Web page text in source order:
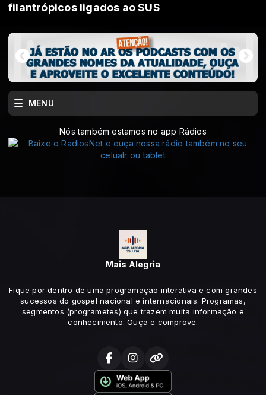
filantrópicos ligados ao SUS
MENU
Nós também estamos no app Rádios
Mais Alegria
Fique por dentro de uma programação interativa e com grandes
sucessos do gospel nacional e internacionais. Programas,
segmentos (programetes) que trazem muita informação e
conhecimento. Ouça e comprove.